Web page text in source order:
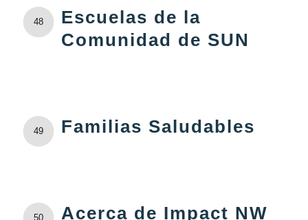
48
Escuelas de la
Comunidad de SUN
49 Familias Saludables
50 Acerca de Impact NW